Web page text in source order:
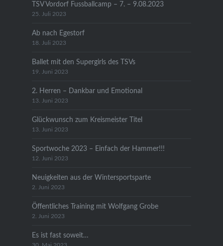
TSV Vordorf Fussballcamp – 7. – 9.08.2023
25. Juli 2023
Ab nach Egestorf
18. Juli 2023
Ballet mit den Supergirls des TSVs
19. Juni 2023
2. Herren – Dankbar und Emotional
13. Juni 2023
Glückwunsch zum Kreismeister Titel
13. Juni 2023
Sportwoche 2023 – Einfach der Hammer!!!
12. Juni 2023
Neuigkeiten aus der Wintersportsparte
2. Juni 2023
Öffentliches Training mit Wolfgang Grobe
2. Juni 2023
Es ist fast soweit…